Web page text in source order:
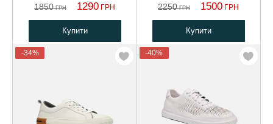
1850ГРН 1290 ГРН
Купити
2250ГРН 1500 ГРН
Купити
-34% -40%